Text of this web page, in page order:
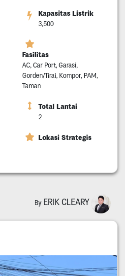
Kapasitas Listrik
3,500
Fasilitas
AC, Car Port, Garasi,
Gorden/Tirai, Kompor, PAM,
Taman
Total Lantai
2
Lokasi Strategis
By ERIK CLEARY